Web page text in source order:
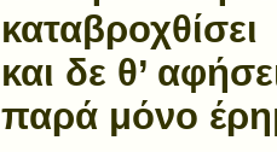
καταβροχθίσει
και δε θ’
παρά μόνο